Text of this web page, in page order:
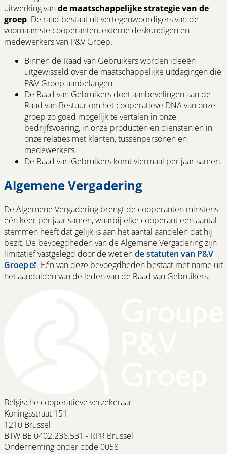
uitwerking vande maatschappelijke strategie van de
groep. De raad bestaat uit vertegenwoordigers van de
voornaamste coöperanten, externe deskundigen en
medewerkers van P&V Groep.
Binnen de Raad van Gebruikers worden ideeën
uitgewisseld over de maatschappelijke uitdagingen die
P&V Groep aanbelangen.
De Raad van Gebruikers doet aanbevelingen aan de
Raad van Bestuur om het coöperatieve DNA van onze
groep zo goed mogelijk te vertalen in onze
bedrijfsvoering, in onze producten en diensten en in
onze relaties met klanten, tussenpersonen en
medewerkers.
De Raad van Gebruikers komt viermaal per jaar samen.
Algemene Vergadering
De Algemene Vergadering brengt de coöperanten minstens
één keer per jaar samen, waarbij elke coöperant een aantal
stemmen heeft dat gelijk is aan het aantal aandelen dat hij
bezit. De bevoegdheden van de Algemene Vergadering zijn
limitatief vastgelegd door de wet ende statuten van P&V
Groep
. Eén van deze bevoegdheden bestaat met name uit
het aanduiden van de leden van de Raad van Gebruikers.
Belgische coöperatieve verzekeraar
Koningsstraat 151
1210 Brussel
BTW BE 0402.236.531 - RPR Brussel
Onderneming onder code 0058